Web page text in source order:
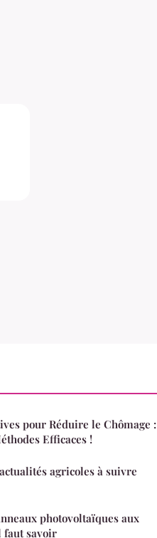
pour Réduire le Chômage :
Efficaces !
agricoles à suivre
photovoltaïques aux
faut savoir